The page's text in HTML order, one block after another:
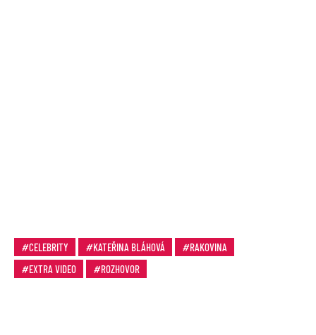
CELEBRITY KATEŘINA BLÁHOVÁ
RAKOVINA
EXTRA VIDEO
ROZHOVOR